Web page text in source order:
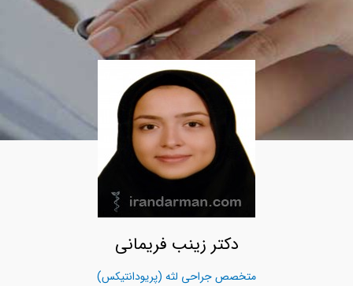
دکتر زینب فریمانی
متخصص جراحی لثه (پریودانتیکس)